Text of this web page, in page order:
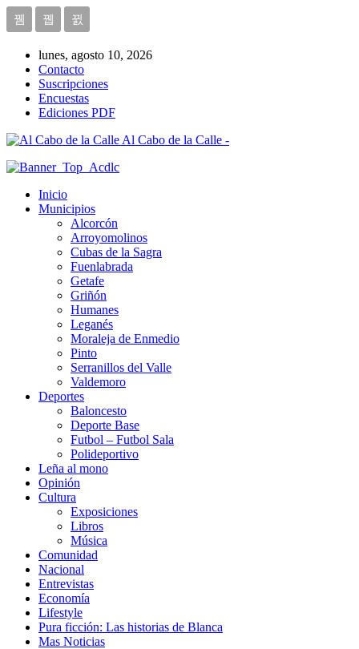
lunes, agosto 10, 2026
Contacto
Suscripciones
Encuestas
Ediciones PDF
Al Cabo de la Calle -
Inicio
Municipios
Alcorcón
Arroyomolinos
Cubas de la Sagra
Fuenlabrada
Getafe
Griñón
Humanes
Leganés
Moraleja de Enmedio
Pinto
Serranillos del Valle
Valdemoro
Deportes
Baloncesto
Deporte Base
Futbol – Futbol Sala
Polideportivo
Leña al mono
Opinión
Cultura
Exposiciones
Libros
Música
Comunidad
Nacional
Entrevistas
Economía
Lifestyle
Pura ficción: Las historias de Blanca
Mas Noticias